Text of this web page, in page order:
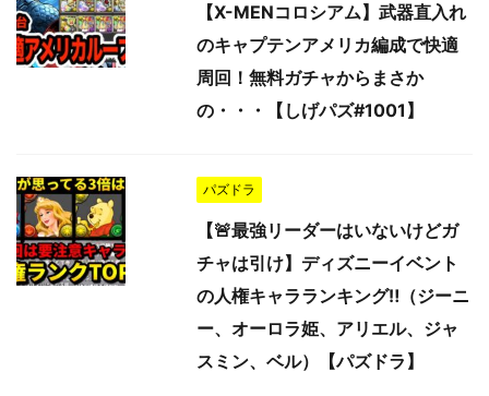
【X-MENコロシアム】武器直入れ
のキャプテンアメリカ編成で快適
周回！無料ガチャからまさか
の・・・【しげパズ#1001】
パズドラ
【🚨最強リーダーはいないけどガ
チャは引け】ディズニーイベント
の人権キャラランキング‼️（ジーニ
ー、オーロラ姫、アリエル、ジャ
スミン、ベル）【パズドラ】